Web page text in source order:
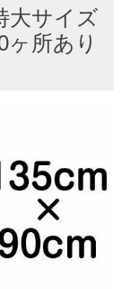
大サイズ
ヶ所あり